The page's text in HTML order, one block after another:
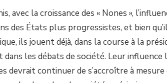
avec la croissance des « Nones »,
des États plus progressistes, et bien
ils jouent déjà, dans la course à la
dans les débats de société. Leur
devrait continuer de s’accroître à